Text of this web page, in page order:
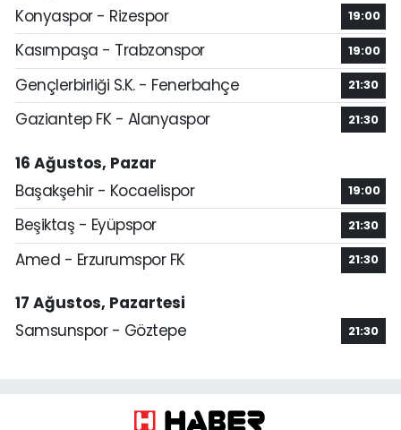
Konyaspor - Rizespor
19:00
Kasımpaşa - Trabzonspor 19:00
Gençlerbirliği S.K. - Fenerbahçe 21:30
Gaziantep FK - Alanyaspor 21:30
16 Ağustos, Pazar
Başakşehir - Kocaelispor
19:00
Beşiktaş - Eyüpspor 21:30
Amed - Erzurumspor FK 21:30
17 Ağustos, Pazartesi
Samsunspor - Göztepe
21:30